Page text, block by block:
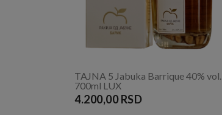
TAJNA 5 Jabuka Barrique 40% vol.
700ml LUX
4.200,00 RSD